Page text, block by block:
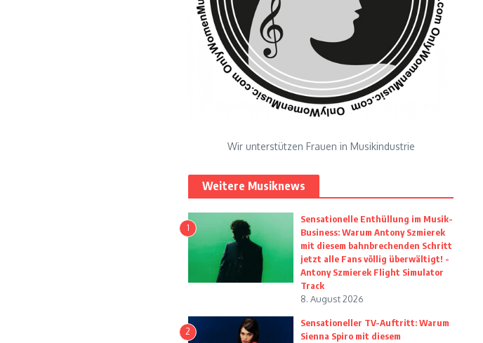
Wir unterstützen Frauen in Musikindustrie
Weitere Musiknews
1
Sensationelle Enthüllung im Musik-
Business: Warum Antony Szmierek
mit diesem bahnbrechenden Schritt
jetzt alle Fans völlig überwältigt! -
Antony Szmierek Flight Simulator
Track
8. August 2026
2
Sensationeller TV-Auftritt: Warum
Sienna Spiro mit diesem